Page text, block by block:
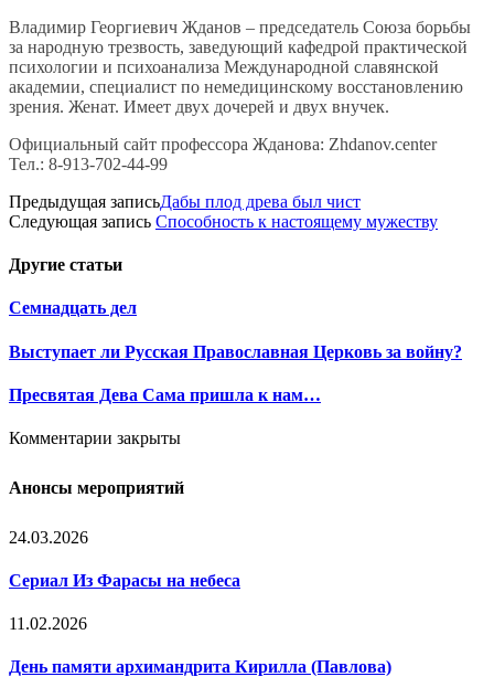
Владимир Георгиевич Жданов – председатель Союза борьбы
за народную трезвость, заведующий кафедрой практической
психологии и психоанализа Международной славянской
академии, специалист по немедицинскому восстановлению
зрения. Женат. Имеет двух дочерей и двух внучек.
Официальный сайт профессора Жданова: Zhdanov.center
Тел.: 8-913-702-44-99
Предыдущая записьДабы плод древа был чист
Следующая запись Способность к настоящему мужеству
Другие статьи
Семнадцать дел
Выступает ли Русская Православная Церковь за войну?
Пресвятая Дева Сама пришла к нам…
Комментарии закрыты
Анонсы мероприятий
24.03.2026
Сериал Из Фарасы на небеса
11.02.2026
День памяти архимандрита Кирилла (Павлова)